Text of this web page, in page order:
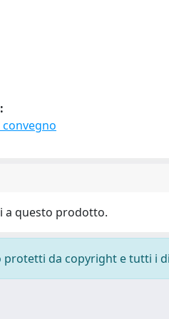
a questo prodotto.
protetti da copyright e tutti i